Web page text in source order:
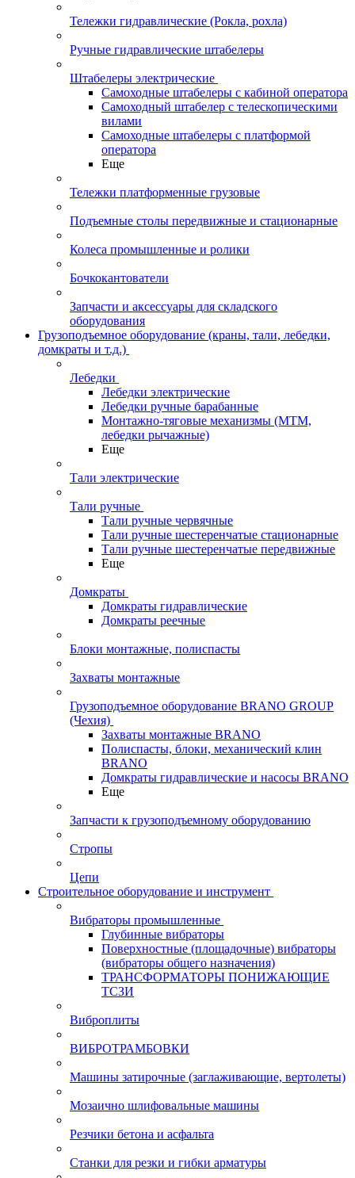
Тележки гидравлические (Рокла, рохла)
Ручные гидравлические штабелеры
Штабелеры электрические
Самоходные штабелеры с кабиной оператора
Самоходный штабелер с телескопическими
вилами
Самоходные штабелеры с платформой
оператора
Еще
Тележки платформенные грузовые
Подъемные столы передвижные и стационарные
Колеса промышленные и ролики
Бочкокантователи
Запчасти и аксессуары для складского
оборудования
Грузоподъемное оборудование (краны, тали, лебедки,
домкраты и т.д.)
Лебедки
Лебедки электрические
Лебедки ручные барабанные
Монтажно-тяговые механизмы (МТМ,
лебедки рычажные)
Еще
Тали электрические
Тали ручные
Тали ручные червячные
Тали ручные шестеренчатые стационарные
Тали ручные шестеренчатые передвижные
Еще
Домкраты
Домкраты гидравлические
Домкраты реечные
Блоки монтажные, полиспасты
Захваты монтажные
Грузоподъемное оборудование BRANO GROUP
(Чехия)
Захваты монтажные BRANO
Полиспасты, блоки, механический клин
BRANO
Домкраты гидравлические и насосы BRANO
Еще
Запчасти к грузоподъемному оборудованию
Стропы
Цепи
Строительное оборудование и инструмент
Вибраторы промышленные
Глубинные вибраторы
Поверхностные (площадочные) вибраторы
(вибраторы общего назначения)
ТРАНСФОРМАТОРЫ ПОНИЖАЮЩИЕ
ТСЗИ
Виброплиты
ВИБРОТРАМБОВКИ
Машины затирочные (заглаживающие, вертолеты)
Мозаично шлифовальные машины
Резчики бетона и асфальта
Станки для резки и гибки арматуры